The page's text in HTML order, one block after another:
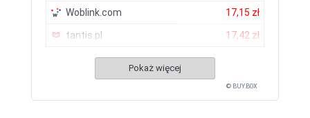
Woblink.com 17,15 zł
tantis.pl 17,42 zł
Pokaż więcej
© BUY.BOX